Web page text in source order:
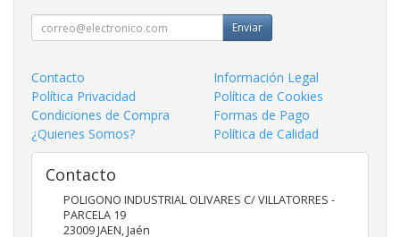
Enviar
Contacto
Información Legal
Política Privacidad
Política de Cookies
Condiciones de Compra
Formas de Pago
¿Quienes Somos?
Política de Calidad
Contacto
POLIGONO INDUSTRIAL OLIVARES C/ VILLATORRES -
PARCELA 19
23009JAEN,Jaén